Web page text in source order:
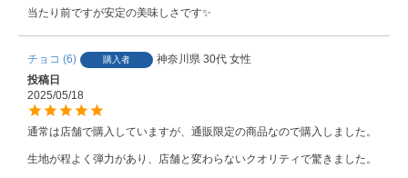
当たり前ですが安定の美味しさです✨
チョコ 6 購入者 神奈川県 30代 女性
投稿日
2025/05/18
通常は店舗で購入していますが、通販限定の商品なので購入しました。
生地が程よく弾力があり、店舗と変わらないクオリティで驚きました。